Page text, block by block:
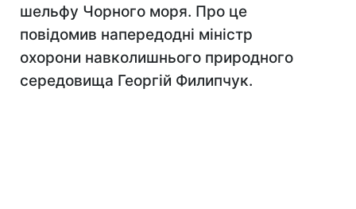
шельфу Чорного моря. Про це
повідомив напередодні міністр
охорони навколишнього природного
середовища Георгій Филипчук.